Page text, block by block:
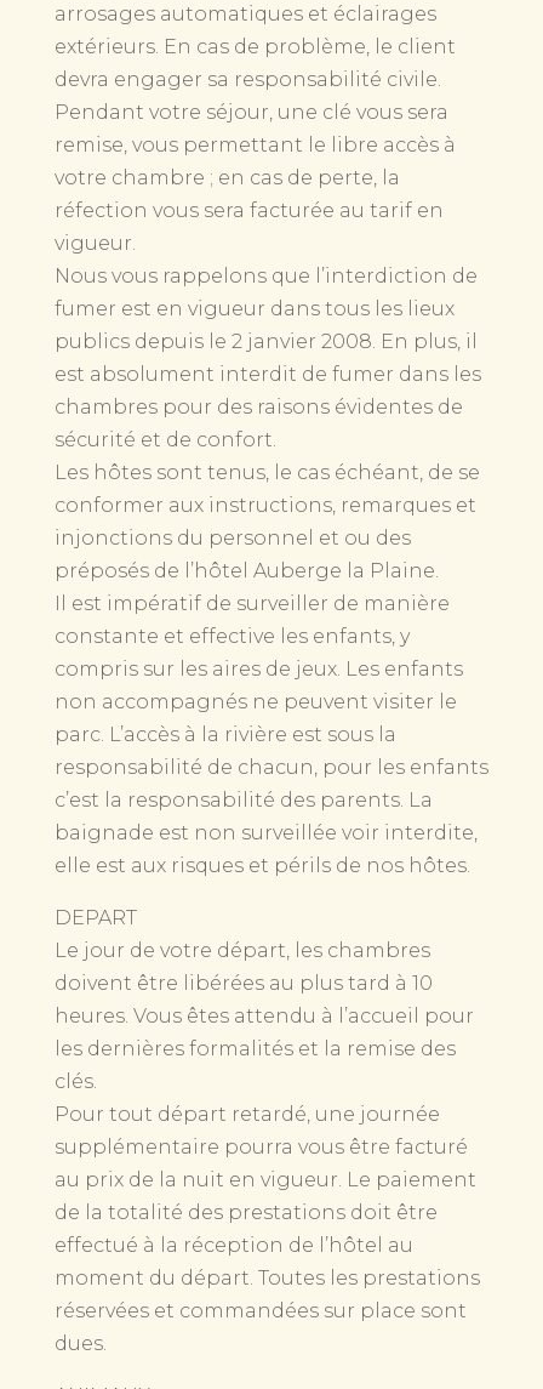
arrosages automatiques et éclairages
extérieurs. En cas de problème, le client
devra engager sa responsabilité civile.
Pendant votre séjour, une clé vous sera
remise, vous permettant le libre accès à
votre chambre ; en cas de perte, la
réfection vous sera facturée au tarif en
vigueur.
Nous vous rappelons que l’interdiction de
fumer est en vigueur dans tous les lieux
publics depuis le 2 janvier 2008. En plus, il
est absolument interdit de fumer dans les
chambres pour des raisons évidentes de
sécurité et de confort.
Les hôtes sont tenus, le cas échéant, de se
conformer aux instructions, remarques et
injonctions du personnel et ou des
préposés de l’hôtel Auberge la Plaine.
Il est impératif de surveiller de manière
constante et effective les enfants, y
compris sur les aires de jeux. Les enfants
non accompagnés ne peuvent visiter le
parc. L’accès à la rivière est sous la
responsabilité de chacun, pour les enfants
c’est la responsabilité des parents. La
baignade est non surveillée voir interdite,
elle est aux risques et périls de nos hôtes.
DEPART
Le jour de votre départ, les chambres
doivent être libérées au plus tard à 10
heures. Vous êtes attendu à l’accueil pour
les dernières formalités et la remise des
clés.
Pour tout départ retardé, une journée
supplémentaire pourra vous être facturé
au prix de la nuit en vigueur. Le paiement
de la totalité des prestations doit être
effectué à la réception de l’hôtel au
moment du départ. Toutes les prestations
réservées et commandées sur place sont
dues.